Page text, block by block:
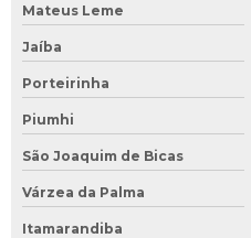
Mateus Leme
Jaíba
Porteirinha
Piumhi
São Joaquim de Bicas
Várzea da Palma
Itamarandiba